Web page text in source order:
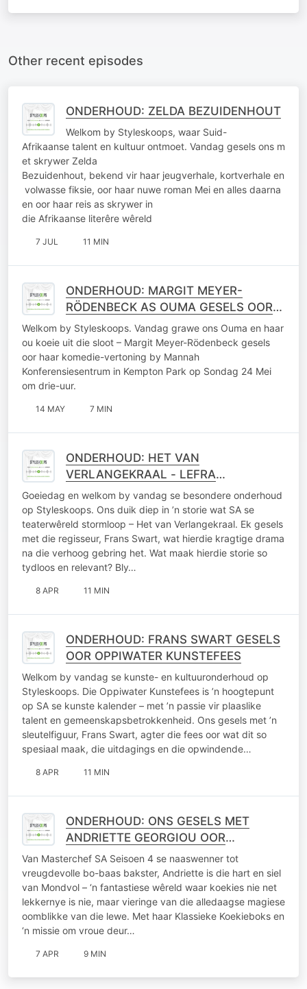
Other recent episodes
ONDERHOUD: ZELDA BEZUIDENHOUT
Welkom by Styleskoops, waar Suid-
Afrikaanse talent en kultuur ontmoet. Vandag gesels ons m
et skrywer Zelda
Bezuidenhout, bekend vir haar jeugverhale, kortverhale en
volwasse fiksie, oor haar nuwe roman Mei en alles daarna
en oor haar reis as skrywer in
die Afrikaanse literêre wêreld
7 JUL 11 MIN
ONDERHOUD: MARGIT MEYER-
RÖDENBECK AS OUMA GESELS OOR
HAAR NUWE KOMEDIE-VERTONING
Welkom by Styleskoops. Vandag grawe ons Ouma en haar
ou koeie uit die sloot – Margit Meyer-Rödenbeck gesels
oor haar komedie-vertoning by Mannah
Konferensiesentrum in Kempton Park op Sondag 24 Mei
om drie-uur.
14 MAY 7 MIN
ONDERHOUD: HET VAN
VERLANGEKRAAL - LEFRA
PRODUKSIES
Goeiedag en welkom by vandag se besondere onderhoud
op Styleskoops. Ons duik diep in ’n storie wat SA se
teaterwêreld stormloop – Het van Verlangekraal. Ek gesels
met die regisseur, Frans Swart, wat hierdie kragtige drama
na die verhoog gebring het. Wat maak hierdie storie so
tydloos en relevant? Bly…
8 APR 11 MIN
ONDERHOUD: FRANS SWART GESELS
OOR OPPIWATER KUNSTEFEES
Welkom by vandag se kunste- en kultuuronderhoud op
Styleskoops. Die Oppiwater Kunstefees is ’n hoogtepunt
op SA se kunste kalender – met ’n passie vir plaaslike
talent en gemeenskapsbetrokkenheid. Ons gesels met ’n
sleutelfiguur, Frans Swart, agter die fees oor wat dit so
spesiaal maak, die uitdagings en die opwindende…
8 APR 11 MIN
ONDERHOUD: ONS GESELS MET
ANDRIETTE GEORGIOU OOR
MONDVOL
Van Masterchef SA Seisoen 4 se naaswenner tot
vreugdevolle bo-baas bakster, Andriette is die hart en siel
van Mondvol – ‘n fantastiese wêreld waar koekies nie net
lekkernye is nie, maar vieringe van die alledaagse magiese
oomblikke van die lewe. Met haar Klassieke Koekieboks en
‘n missie om vroue deur…
7 APR 9 MIN